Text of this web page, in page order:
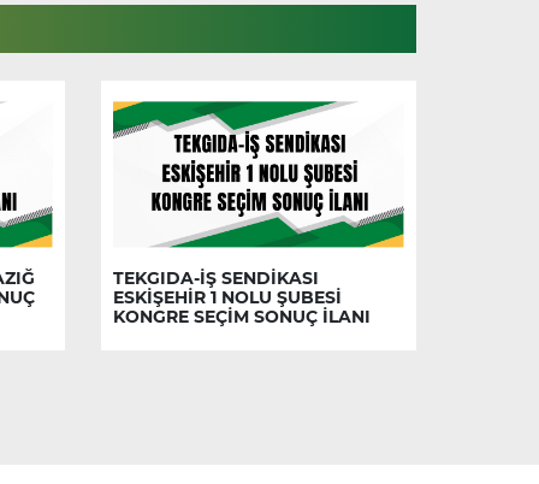
TEKGIDA-İŞ SENDİKASI
ESKİŞEHİR 1 NOLU ŞUBESİ
KONGRE SEÇİM SONUÇ İLANI